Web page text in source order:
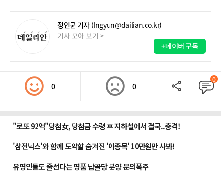
정인균 기자 (Ingyun@dailian.co.kr)
기사 모아 보기 >
+네이버 구독
0 0
0